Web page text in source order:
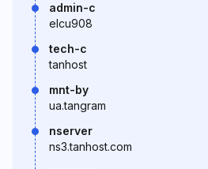
admin-c
elcu908
tech-c
tanhost
mnt-by
ua.tangram
nserver
ns3.tanhost.com